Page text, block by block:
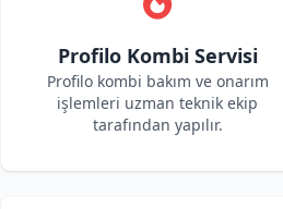
Profilo Kombi Servisi
Profilo kombi bakım ve onarım
işlemleri uzman teknik ekip
tarafından yapılır.